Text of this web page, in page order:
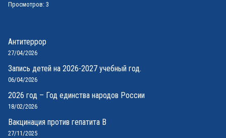
Просмотров: 3
Антитеррор
27/04/2026
Запись детей на 2026-2027 учебный год.
06/04/2026
2026 год – Год единства народов России
18/02/2026
Вакцинация против гепатита В
27/11/2025